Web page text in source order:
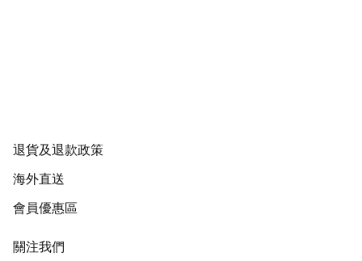
退貨及退款政策
海外直送
會員優惠區
關注我們